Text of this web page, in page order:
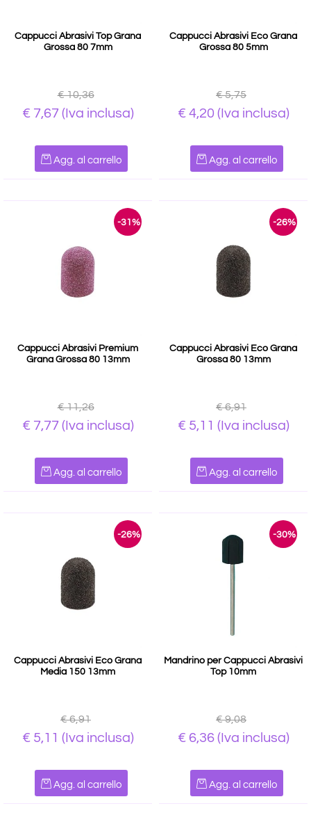
Cappucci Abrasivi Top Grana
Grossa 80 7mm
€ 10,36
€ 7,67 (Iva inclusa)
Agg. al carrello
Cappucci Abrasivi Eco Grana
Grossa 80 5mm
€ 5,75
€ 4,20 (Iva inclusa)
Agg. al carrello
-31%
Cappucci Abrasivi Premium
Grana Grossa 80 13mm
€ 11,26
€ 7,77 (Iva inclusa)
Agg. al carrello
-26%
Cappucci Abrasivi Eco Grana
Grossa 80 13mm
€ 6,91
€ 5,11 (Iva inclusa)
Agg. al carrello
-26%
Cappucci Abrasivi Eco Grana
Media 150 13mm
€ 6,91
€ 5,11 (Iva inclusa)
Agg. al carrello
-30%
Mandrino per Cappucci Abrasivi
Top 10mm
€ 9,08
€ 6,36(Iva inclusa)
Agg. al carrello